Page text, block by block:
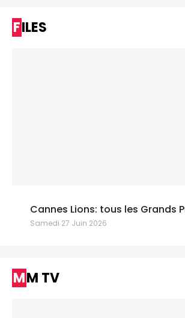
FILES
Cannes Lions: tous les Grands
Samedi 27 Juin 2026
MM TV